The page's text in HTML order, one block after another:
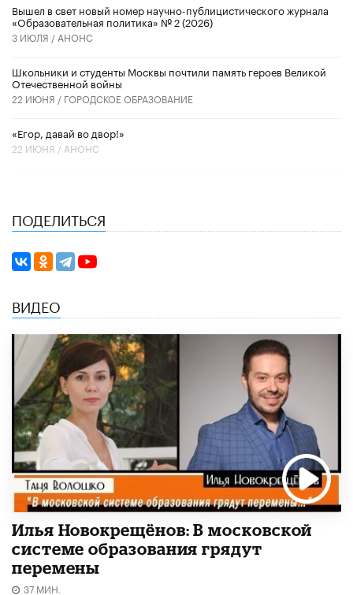
Вышел в свет новый номер научно-публицистического журнала
«Образовательная политика» № 2 (2026)
3 ИЮЛЯ / АНОНС
Школьники и студенты Москвы почтили память героев Великой
Отечественной войны
22 ИЮНЯ / ГОРОДСКОЕ ОБРАЗОВАНИЕ
«Егор, давай во двор!»
22 ИЮНЯ / АНОНС
ПОДЕЛИТЬСЯ
ВИДЕО
Илья Новокрещёнов: В московской
системе образования грядут
перемены
37 МИН.